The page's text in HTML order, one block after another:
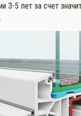
3-5 лет за счет